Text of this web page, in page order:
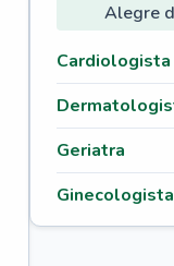
Alegre
Cardiologista
Geriatra
Ginecologista